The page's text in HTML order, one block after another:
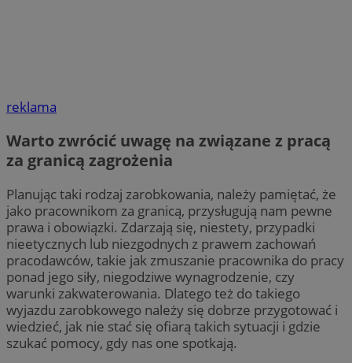
reklama
Warto zwrócić uwagę na związane z pracą
za granicą zagrożenia
Planując taki rodzaj zarobkowania, należy pamiętać, że
jako pracownikom za granicą, przysługują nam pewne
prawa i obowiązki. Zdarzają się, niestety, przypadki
nieetycznych lub niezgodnych z prawem zachowań
pracodawców, takie jak zmuszanie pracownika do pracy
ponad jego siły, niegodziwe wynagrodzenie, czy
warunki zakwaterowania. Dlatego też do takiego
wyjazdu zarobkowego należy się dobrze przygotować i
wiedzieć, jak nie stać się ofiarą takich sytuacji i gdzie
szukać pomocy, gdy nas one spotkają.